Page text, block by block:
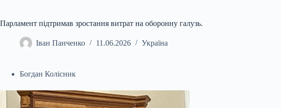
Парламент підтримав зростання витрат на оборонну галузь.
Іван Панченко 11.06.2026 Україна
Богдан Колісник